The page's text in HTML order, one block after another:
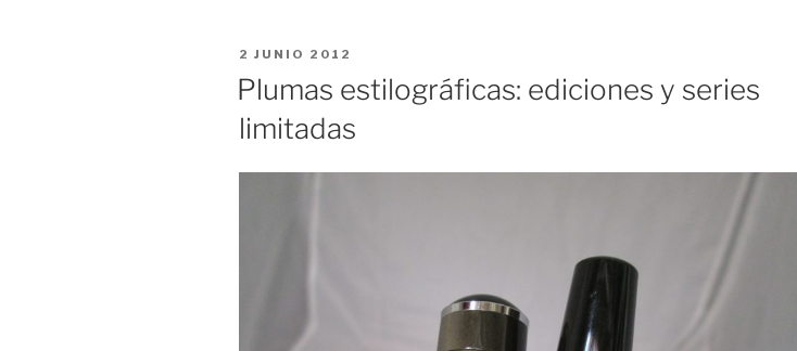
PUBLICADO
EL
2 JUNIO 2012
Plumas estilográficas: ediciones y series
limitadas